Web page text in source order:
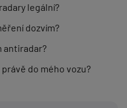
legální?
dozvím?
antiradar?
do mého vozu?